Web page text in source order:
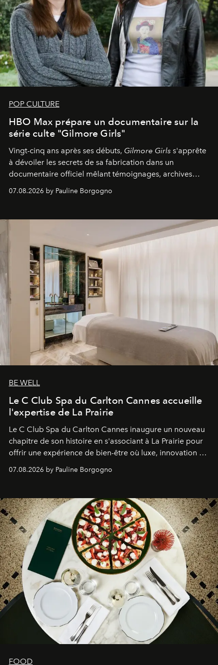
POP CULTURE
HBO Max prépare un documentaire sur la
série culte "Gilmore Girls"
Vingt-cinq ans après ses débuts, Gilmore Girls s'apprête
à dévoiler les secrets de sa fabrication dans un
documentaire officiel mêlant témoignages, archives
générationnel.
07.08.2026 by Pauline Borgogno
BE WELL
Le C Club Spa du Carlton Cannes accueille
l'expertise de La Prairie
Le C Club Spa du Carlton Cannes inaugure un nouveau
chapitre de son histoire en s'associant à La Prairie pour
offrir une expérience de bien-être où luxe, innovation et
07.08.2026 by Pauline Borgogno
FOOD